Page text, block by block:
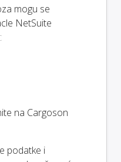
mogu se
NetSuite
na Cargoson
podatke i